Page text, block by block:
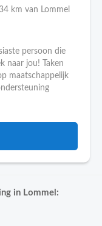
km van Lommel
persoon die
naar jou! Taken
maatschappelijk
in Lommel: